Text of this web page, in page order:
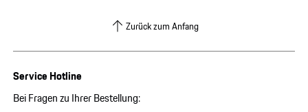
Zurück zum Anfang
Service Hotline
Bei Fragen zu Ihrer Bestellung: